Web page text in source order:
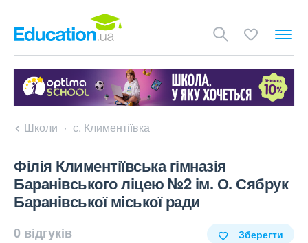
Школи с. Климентіївка
Філія Климентіївська гімназія
Баранівського ліцею №2 ім. О. Сябрук
Баранівської міської ради
0 відгуків Зберегти